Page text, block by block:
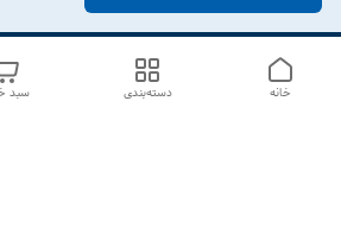
سبد دسته‌بندی خانه